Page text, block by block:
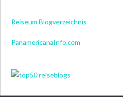
Reiseum Blogverzeichnis
PanamericanaInfo.com